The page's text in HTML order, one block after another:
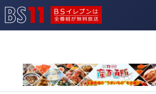
BSイレブンは全番組